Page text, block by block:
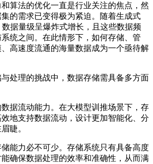
算法的优化一直是行业关注的焦点，然
的需求已变得极为紧迫。随着生成式
据量级呈爆炸式增长，且这些数据频
统之间 。在此情形下， 如何存储、管
、高速度流通的海量数据成为一个亟待解
处理的挑战中， 数据存储需具备多方面
据流动能力 。 在大模型训推场景下， 存
效地支持数据流动 ， 设计更加智能化、分
睫。
能力必不可少。 存储系统只有具备高度
确保数据处理的效率和准确性 ，从而满